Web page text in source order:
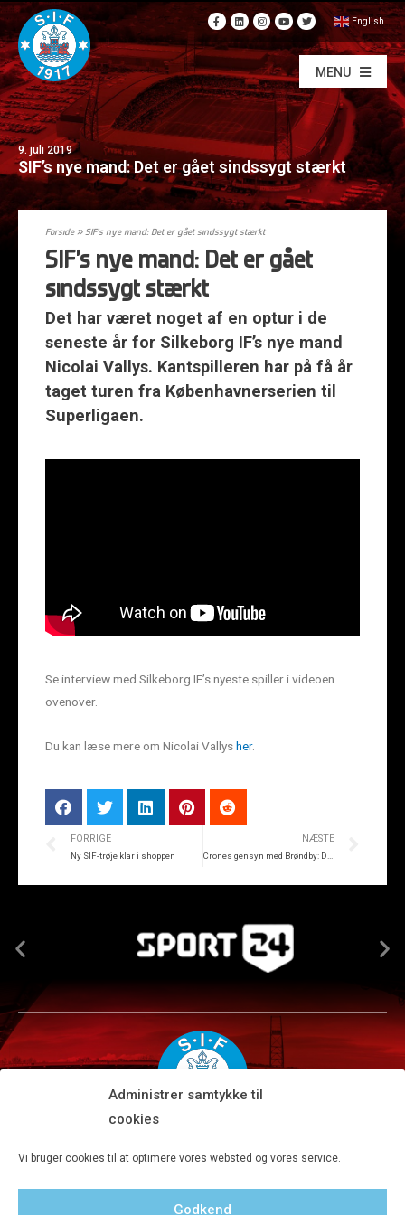
Administrer samtykke til
cookies
Vi bruger cookies til at optimere vores websted og vores service.
Godkend
English
MENU
9. juli 2019
SIF’s nye mand: Det er gået sindssygt stærkt
Forside»SIF’s nye mand: Det er gået sindssygt stærkt
SIF’s nye mand: Det er gået
sindssygt stærkt
Det har været noget af en optur i de
seneste år for Silkeborg IF’s nye mand
Nicolai Vallys. Kantspilleren har på få år
taget turen fra Københavnerserien til
Superligaen.
Se interview med Silkeborg IF’s nyeste spiller i videoen
ovenover.
Du kan læse mere om Nicolai Vallysher.
FORRIGE
Ny SIF-trøje klar i shoppen
NÆSTE
Tlf 8680 4477 · Fax 8680 4647 · Kontortid man-fre kl. 9-15